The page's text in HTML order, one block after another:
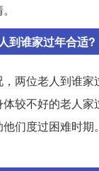
到谁家过年合适?
两位老人到谁
较不好的老人
们度过困难时